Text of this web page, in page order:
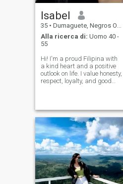
Isabel
35 • Dumaguete, Negros Oriental, Filippine
Alla ricerca di: Uomo 40 -
55
Hi! I'm a proud Filipina with
a kind heart and a positive
outlook on life. I value honesty,
respect, loyalty, and good
beach, watching movies, and
trying new experience